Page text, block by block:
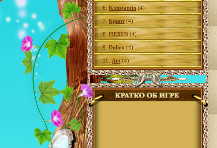
6. Konstantin(4)
7. Крипт(4)
8. HEXUS(4)
9. Dobro(4)
10. Art (4)